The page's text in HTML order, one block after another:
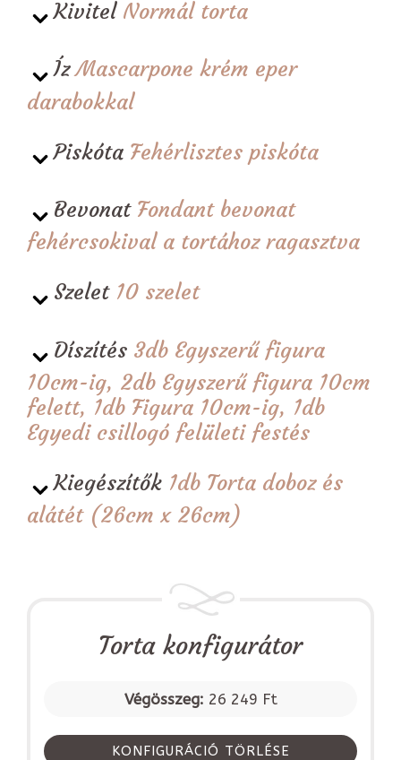
Kivitel Normál torta
ÍzMascarpone krém eper
darabokkal
Piskóta Fehérlisztes piskóta
Bevonat Fondant bevonat
fehércsokival a tortához ragasztva
Szelet 10 szelet
Díszítés 3db Egyszerű figura
10cm-ig, 2db Egyszerű figura 10cm
felett, 1db Figura 10cm-ig, 1db
Egyedi csillogó felületi festés
Kiegészítők 1db Torta doboz és
alátét (26cm x 26cm)
Torta konfigurátor
Végösszeg: 26 249 Ft
KONFIGURÁCIÓ TÖRLÉSE